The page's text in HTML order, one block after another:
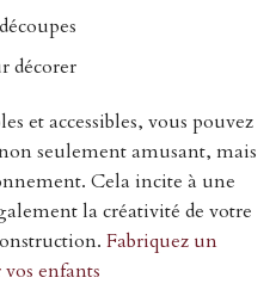
décorer
et accessibles, vous pouvez
seulement amusant, mais
Cela incite à une
la créativité de votre
Fabriquez un
enfants